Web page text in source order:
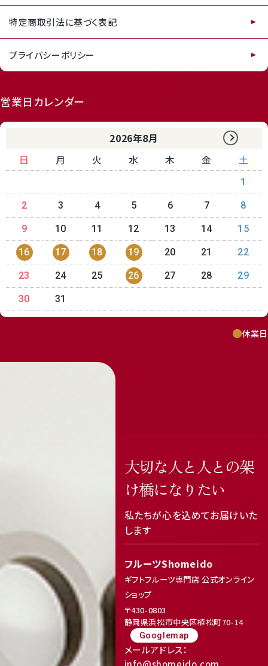
Mail Magazine
メルマガ登録
featured_seasonal_and_gifts
receipt_long contact_support
特定商取引法に基づく表記
プライバシーポリシー
営業日カレンダー
2026年8月
日
月 火 水 木 金 土
1
2 3 4 5 6 7 8
9 10 11 12 13 14 15
16 17 18 19 20 21 22
23 24 25 26 27 28 29
30 31
休業日
大切な人と人との架
け橋になりたい
私たちが心を込めてお届けいた
します
フルーツShomeido
ギフトフルーツ専門店 公式オンライン
ショップ
〒430-0803
静岡県浜松市中央区植松町70-14
Googlemap
メールアドレス：